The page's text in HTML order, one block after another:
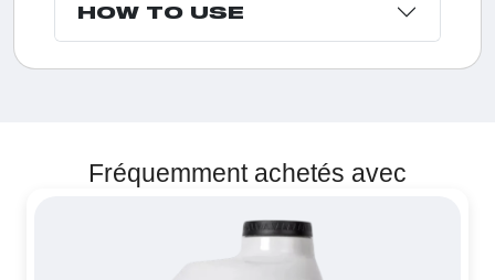
HOW TO USE
Fréquemment achetés avec